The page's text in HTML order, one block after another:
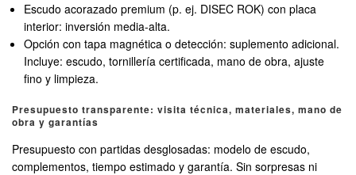
Escudo acorazado premium (p. ej. DISEC ROK) con placa
interior: inversión media-alta.
Opción con tapa magnética o detección: suplemento adicional.
Incluye: escudo, tornillería certificada, mano de obra, ajuste
fino y limpieza.
Presupuesto transparente: visita técnica, materiales, mano de
obra y garantías
Presupuesto con partidas desglosadas: modelo de escudo,
complementos, tiempo estimado y garantía. Sin sorpresas ni